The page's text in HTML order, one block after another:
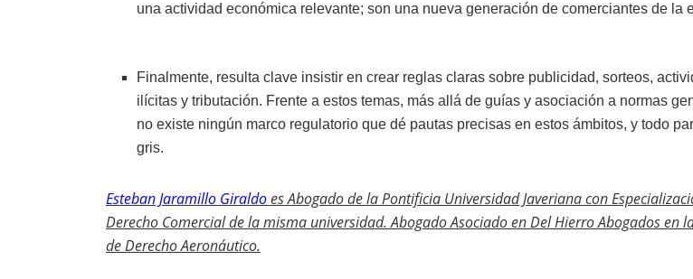
una actividad económica relevante; son una nueva generación de comerciantes de la
Finalmente, resulta clave insistir en crear reglas claras sobre publicidad, sorteos,
ilícitas y tributación. Frente a estos temas, más allá de guías y asociación a normas
no existe ningún marco regulatorio que dé pautas precisas en estos ámbitos, y todo
gris.
Esteban Jaramillo Giraldoes Abogado de la Pontificia Universidad Javeriana con
Derecho Comercial de la misma universidad. Abogado Asociado en Del Hierro Abogados en
de Derecho Aeronáutico.